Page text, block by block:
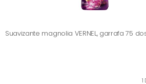
Suavizante magnolia VERNEL, garrafa 75